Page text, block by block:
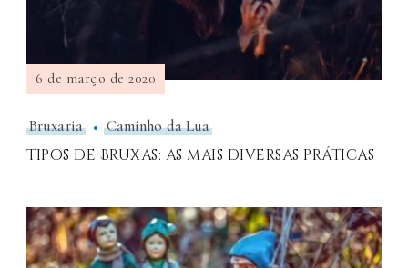
Bruxaria Caminho da Lua
Tipos de Bruxas: as mais diversas práticas
6 de março de 2020